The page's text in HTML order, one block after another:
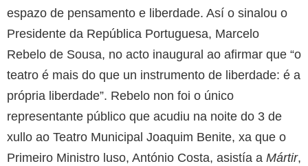
espazo de pensamento e liberdade. Así o sinalou o
Presidente da República Portuguesa, Marcelo
Rebelo de Sousa, no acto inaugural ao afirmar que “o
teatro é mais do que un instrumento de liberdade: é a
própria liberdade”. Rebelo non foi o único
representante público que acudiu na noite do 3 de
xullo ao Teatro Municipal Joaquim Benite, xa que o
Primeiro Ministro luso, António Costa, asistía a Mártir,